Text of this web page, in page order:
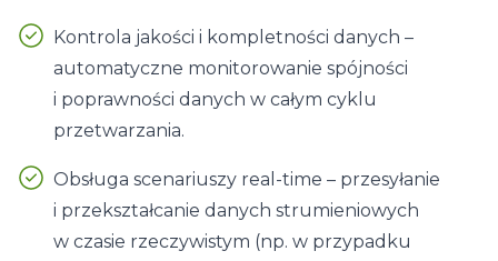
Kontrola jakości i kompletności danych –
automatyczne monitorowanie spójności
i poprawności danych w całym cyklu
przetwarzania.
Obsługa scenariuszy real-time – przesyłanie
i przekształcanie danych strumieniowych
w czasie rzeczywistym (np. w przypadku